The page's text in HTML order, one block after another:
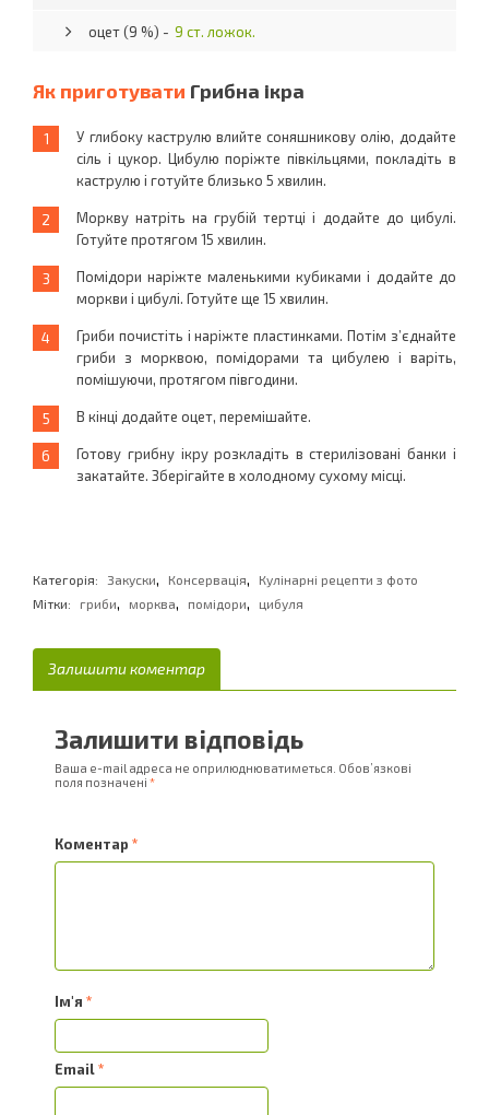
оцет (9 %) - 9 ст. ложок.
Як приготувати Грибна ікра
У глибоку каструлю влийте соняшникову олію, додайте
сіль і цукор. Цибулю поріжте півкільцями, покладіть в
каструлю і готуйте близько 5 хвилин.
Моркву натріть на грубій тертці і додайте до цибулі.
Готуйте протягом 15 хвилин.
Помідори наріжте маленькими кубиками і додайте до
моркви і цибулі. Готуйте ще 15 хвилин.
Гриби почистіть і наріжте пластинками. Потім з’єднайте
гриби з морквою, помідорами та цибулею і варіть,
помішуючи, протягом півгодини.
В кінці додайте оцет, перемішайте.
Готову грибну ікру розкладіть в стерилізовані банки і
закатайте. Зберігайте в холодному сухому місці.
Категорія: Закуски, Консервація,
Кулінарні рецепти з фото
Мітки:
гриби, морква, помідори, цибуля
Залишити коментар
Залишити відповідь
Ваша e-mail адреса не оприлюднюватиметься. Обов’язкові
поля позначені *
Коментар *
Ім'я *
Email*